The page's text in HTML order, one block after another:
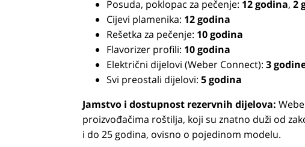
Posuda, poklopac za pečenje: 12 godina, 2
Cijevi plamenika: 12 godina
Rešetka za pečenje: 10 godina
Flavorizer profili: 10 godina
Električni dijelovi (Weber Connect): 3
Svi preostali dijelovi: 5 godina
Jamstvo i dostupnost rezervnih dijelova:
proizvođačima roštilja, koji su znatno duži od
i do 25 godina, ovisno o pojedinom modelu.